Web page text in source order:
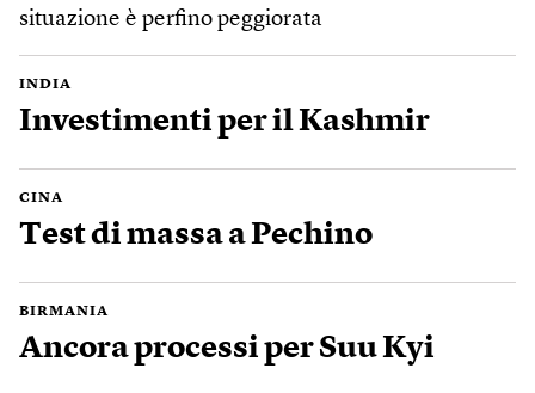
situazione è perfino peggiorata
INDIA
Investimenti per il Kashmir
CINA
Test di massa a Pechino
BIRMANIA
Ancora processi per Suu Kyi